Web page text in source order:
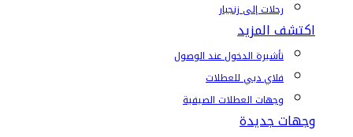
رحلات إلى زنجبار
اكتشف المزيد
تأشيرة الدخول عند الوصول
فلاي دبي للعطلات
وجهات العطلات الصيفية
وجهات جديدة